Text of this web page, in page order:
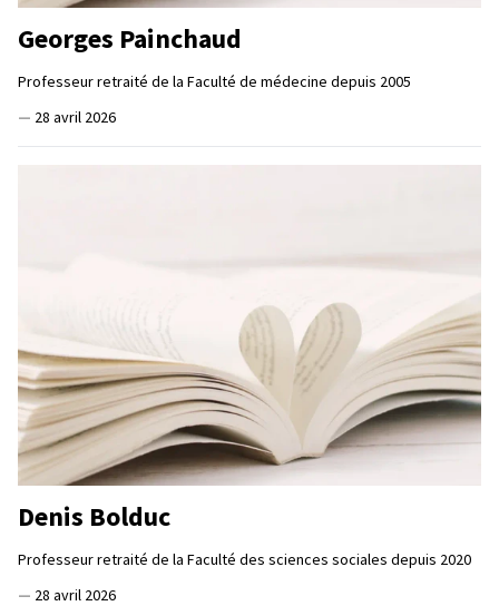
Georges Painchaud
Professeur retraité de la Faculté de médecine depuis 2005
— 28 avril 2026
Denis Bolduc
Professeur retraité de la Faculté des sciences sociales depuis 2020
— 28 avril 2026